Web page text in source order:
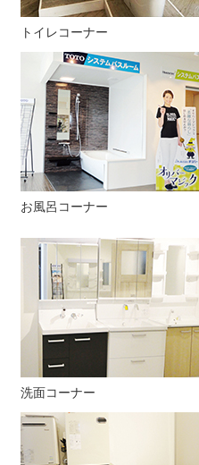
トイレコーナー
お風呂コーナー
洗面コーナー